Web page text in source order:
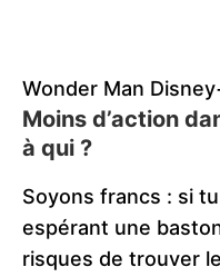
Wonder Man
Moins d’action
à qui ?
Soyons francs : si
espérant une
risques de trouver